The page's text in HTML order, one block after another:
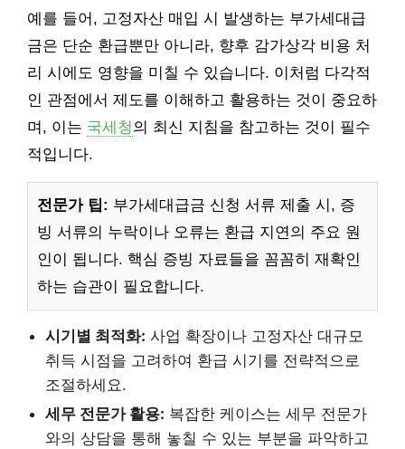
예를 들어, 고정자산 매입 시 발생하는 부가세대급
금은 단순 환급뿐만 아니라, 향후 감가상각 비용 처
리 시에도 영향을 미칠 수 있습니다. 이처럼 다각적
인 관점에서 제도를 이해하고 활용하는 것이 중요하
며, 이는 국세청의 최신 지침을 참고하는 것이 필수
적입니다.
전문가 팁: 부가세대급금 신청 서류 제출 시, 증
빙 서류의 누락이나 오류는 환급 지연의 주요 원
인이 됩니다. 핵심 증빙 자료들을 꼼꼼히 재확인
하는 습관이 필요합니다.
시기별 최적화: 사업 확장이나 고정자산 대규모
취득 시점을 고려하여 환급 시기를 전략적으로
조절하세요.
세무 전문가 활용: 복잡한 케이스는 세무 전문가
와의 상담을 통해 놓칠 수 있는 부분을 파악하고